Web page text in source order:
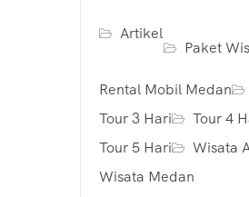
Artikel
Paket
Rental Mobil Medan
Tour 3 Hari
Tour 4
Tour 5 Hari
Wisata
Wisata Medan